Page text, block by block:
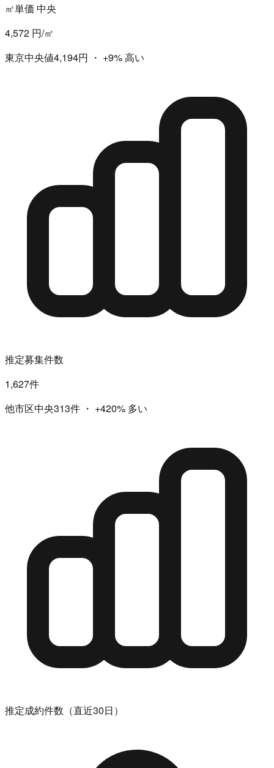
㎡単価 中央
4,572 円/㎡
東京中央値4,194円 ・ +9%高い
推定募集件数
1,627件
他市区中央313件 ・ +420% 多い
推定成約件数（直近30日）